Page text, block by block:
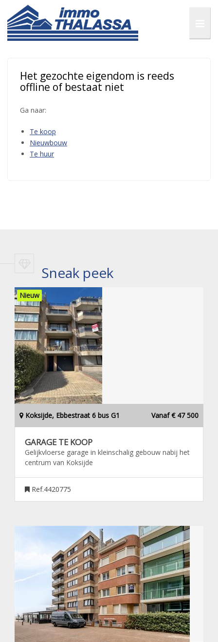
Het gezochte eigendom is reeds
offline of bestaat niet
Ga naar:
Te koop
Nieuwbouw
Te huur
Sneak peek
Nieuw
Koksijde, Ebbestraat 6 bus G1 Vanaf € 47 500
GARAGE TE KOOP
Gelijkvloerse garage in kleinschalig gebouw nabij het
centrum van Koksijde
Ref.4420775